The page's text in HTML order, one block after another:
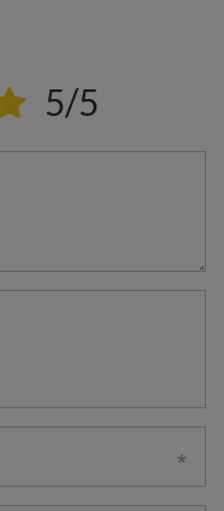
5/5